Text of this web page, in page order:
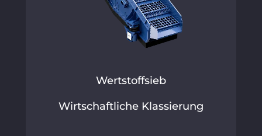
Wertstoffsieb
Wirtschaftliche Klassierung